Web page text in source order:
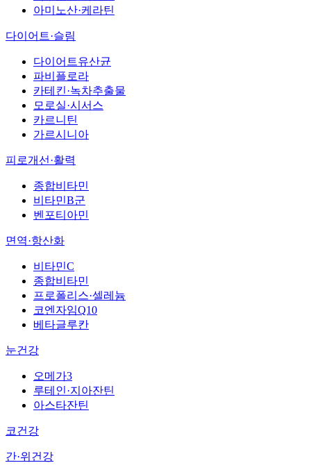
아미노산·케라틴
다이어트·슬림
다이어트유산균
파비플로라
카테킨·녹차추출물
모로실·시서스
카르니틴
가르시니아
피로개선·활력
종합비타민
비타민B군
벤포티아민
면역·항산화
비타민C
종합비타민
프로폴리스·셀레늄
코엔자임Q10
베타글루칸
눈건강
오메가3
루테인·지아잔틴
아스타잔틴
코건강
간·위건강